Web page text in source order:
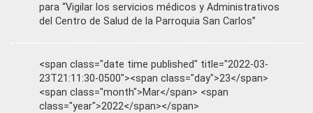
para “Vigilar los servicios médicos y Administrativos
del Centro de Salud de la Parroquia San Carlos”
<span class="date time published" title="2022-03-
23T21:11:30-0500"><span class="day">23</span>
<span class="month">Mar</span> <span
class="year">2022</span></span>